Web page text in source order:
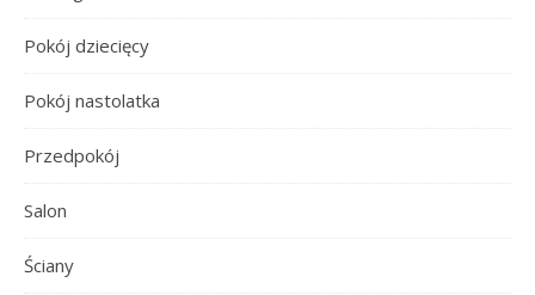
Pokój dziecięcy
Pokój nastolatka
Przedpokój
Salon
Ściany